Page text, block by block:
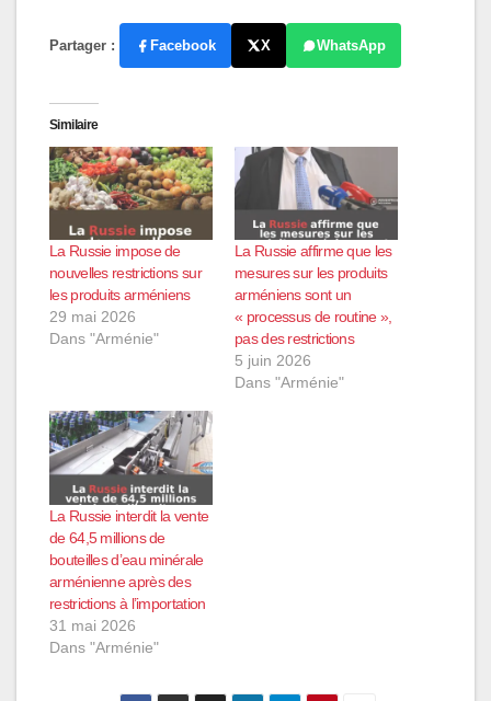
Partager : Facebook X WhatsApp
Similaire
La Russie impose de
nouvelles restrictions sur
les produits arméniens
29 mai 2026
Dans "Arménie"
La Russie affirme que les
mesures sur les produits
arméniens sont un
« processus de routine »,
pas des restrictions
5 juin 2026
Dans "Arménie"
La Russie interdit la vente
de 64,5 millions de
bouteilles d’eau minérale
arménienne après des
restrictions à l’importation
31 mai 2026
Dans "Arménie"